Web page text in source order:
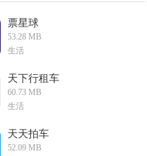
票星球
53.28 MB
生活
天下行租车
60.73 MB
生活
天天拍车
52.09 MB